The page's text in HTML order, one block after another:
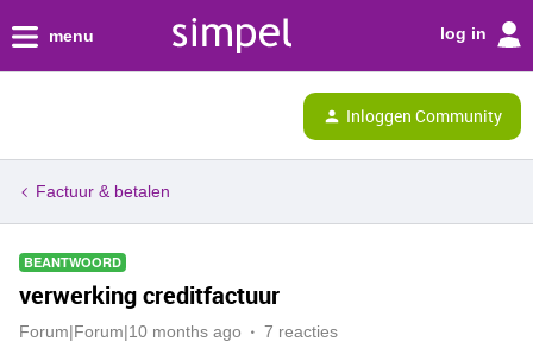
menu log in
Inloggen Community
Factuur & betalen
BEANTWOORD
verwerking creditfactuur
Forum|Forum|10 months ago 7 reacties